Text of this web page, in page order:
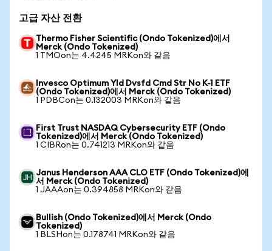
고급 자산 전환
Thermo Fisher Scientific (Ondo Tokenized)에서
Merck (Ondo Tokenized)
1 TMOon는 4.4245 MRKon와 같음
Invesco Optimum Yld Dvsfd Cmd Str No K-1 ETF
(Ondo Tokenized)에서 Merck (Ondo Tokenized)
1 PDBCon는 0.132003 MRKon와 같음
First Trust NASDAQ Cybersecurity ETF (Ondo
Tokenized)에서 Merck (Ondo Tokenized)
1 CIBRon는 0.741213 MRKon와 같음
Janus Henderson AAA CLO ETF (Ondo Tokenized)에
서 Merck (Ondo Tokenized)
1 JAAAon는 0.394858 MRKon와 같음
Bullish (Ondo Tokenized)에서 Merck (Ondo
Tokenized)
1 BLSHon는 0.178741 MRKon와 같음